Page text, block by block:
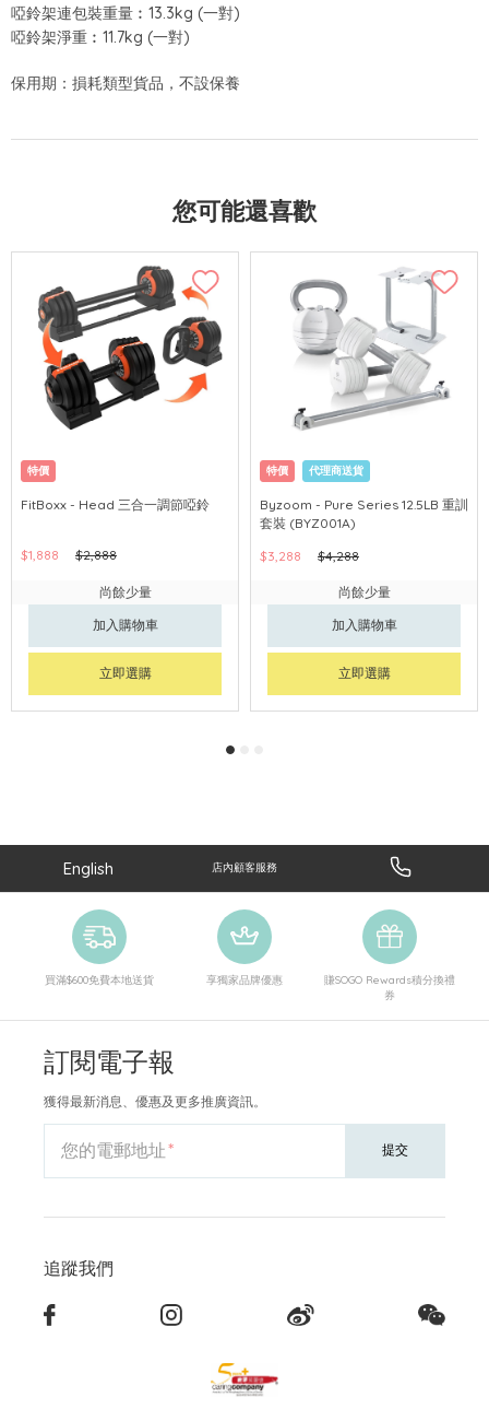
啞鈴架連包裝重量︰13.3kg (一對)
啞鈴架淨重︰11.7kg (一對)
保用期：損耗類型貨品，不設保養
您可能還喜歡
特價
FitBoxx - Head 三合一調節啞鈴
$1,888 $2,888
尚餘少量
加入購物車
立即選購
特價 代理商送貨
Byzoom - Pure Series 12.5LB 重訓
套裝 (BYZ001A)
$3,288
$4,288
尚餘少量
加入購物車
立即選購
English 店內顧客服務
買滿$600免費本地送貨 享獨家品牌優惠
賺SOGO Rewards積分換禮
券
訂閱電子報
獲得最新消息、優惠及更多推廣資訊。
您的電郵地址 提交
追蹤我們